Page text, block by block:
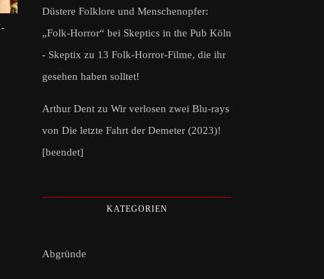
Düstere Folklore und Menschenopfer:
„Folk-Horror“ bei Skeptics in the Pub Köln
- Skeptix zu 13 Folk-Horror-Filme, die ihr
gesehen haben solltet!
Arthur Dent zu Wir verlosen zwei Blu-rays
von Die letzte Fahrt der Demeter (2023)!
[beendet]
KATEGORIEN
Abgründe